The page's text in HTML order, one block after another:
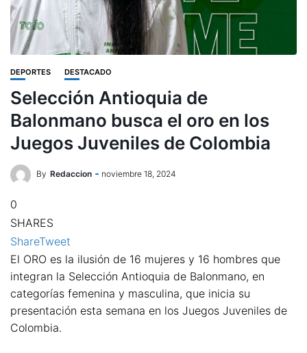
DEPORTES DESTACADO
Selección Antioquia de
Balonmano busca el oro en los
Juegos Juveniles de Colombia
By Redaccion noviembre 18, 2024
0
SHARES
ShareTweet
El ORO es la ilusión de 16 mujeres y 16 hombres que
integran la Selección Antioquia de Balonmano, en
categorías femenina y masculina, que inicia su
presentación esta semana en los Juegos Juveniles de
Colombia.